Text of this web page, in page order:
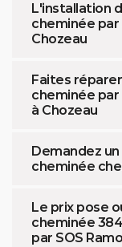
L'installation
cheminée par
Chozeau
Faites
cheminée
à Chozeau
Demandez
cheminée
Le prix pose
cheminée
par SOS